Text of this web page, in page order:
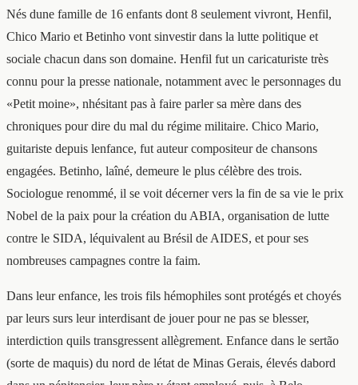
Nés dune famille de 16 enfants dont 8 seulement vivront, Henfil,
Chico Mario et Betinho vont sinvestir dans la lutte politique et
sociale chacun dans son domaine. Henfil fut un caricaturiste très
connu pour la presse nationale, notamment avec le personnages du
«Petit moine», nhésitant pas à faire parler sa mère dans des
chroniques pour dire du mal du régime militaire. Chico Mario,
guitariste depuis lenfance, fut auteur compositeur de chansons
engagées. Betinho, laîné, demeure le plus célèbre des trois.
Sociologue renommé, il se voit décerner vers la fin de sa vie le prix
Nobel de la paix pour la création du ABIA, organisation de lutte
contre le SIDA, léquivalent au Brésil de AIDES, et pour ses
nombreuses campagnes contre la faim.
Dans leur enfance, les trois fils hémophiles sont protégés et choyés
par leurs surs leur interdisant de jouer pour ne pas se blesser,
interdiction quils transgressent allègrement. Enfance dans le sertão
(sorte de maquis) du nord de létat de Minas Gerais, élevés dabord